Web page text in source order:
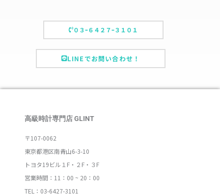
０３ｰ６４２７ｰ３１０１
LINEでお問い合わせ！
高級時計専門店 GLINT
〒107-0062
東京都港区南青山6-3-10
トヨタ19ビル１F・２F・３F
営業時間：11：00 ~ 20：00
TEL：03-6427-3101